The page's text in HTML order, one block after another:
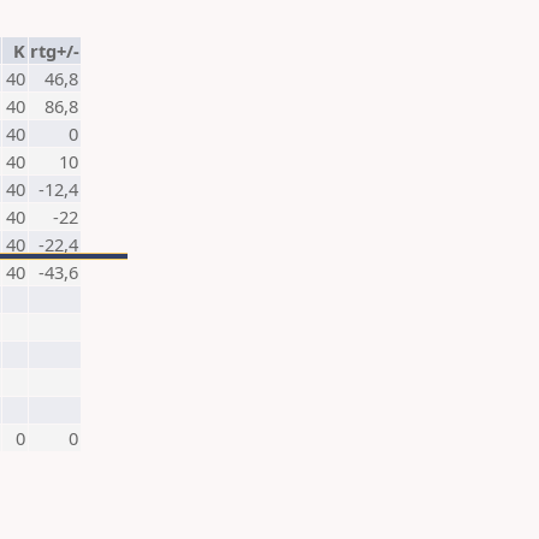
K rtg+/-
40
46,8
40
86,8
40
0
40
10
40 -12,4
40
-22
40 -22,4
40 -43,6
0
0